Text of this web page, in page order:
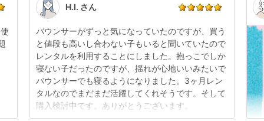
点検清掃については
もご確認ください。
H.I. さん
バウンサーがずっと気になっていたのですが、買う
と値段も高いし合わない子もいると聞いていたので
レンタルを利用することにしました。抱っこでしか
寝ない子だったのですが、揺れが心地いいみたいで
バウンサーでも寝るようになりました。3ヶ月レン
タルなのでまだまだ活躍してくれそうです。そして
購入検討中です。ありがとうございます。